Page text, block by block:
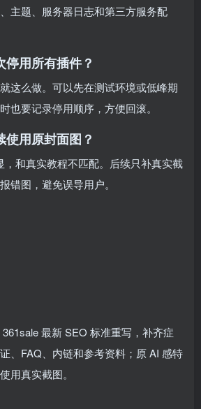
主题、服务器日志和第三方服务配
用所有插件？
这么做。可以先在测试环境或低峰期
也要记录停用顺序，方便回滚。
使用原封面图？
，和真实教程不匹配。后续只补真实截
错图，避免误导用户。
最新 SEO 标准重写，补齐症
、FAQ、内链和参考资料；原 AI 感特
用真实截图。